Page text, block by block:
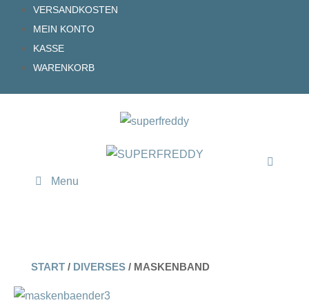
Inhalt
springen
VERSANDKOSTEN
MEIN KONTO
KASSE
WARENKORB
Menu
START / DIVERSES / MASKENBAND